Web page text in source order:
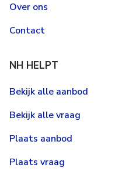
Over ons
Contact
NH HELPT
Bekijk alle aanbod
Bekijk alle vraag
Plaats aanbod
Plaats vraag